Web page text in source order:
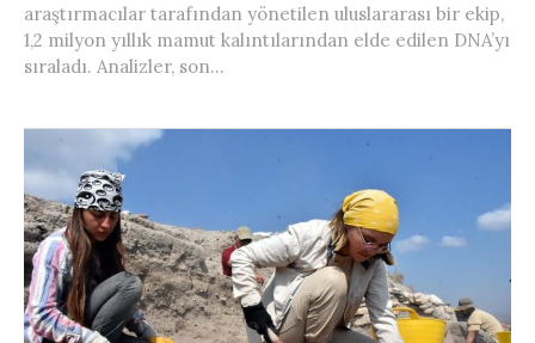
araştırmacılar tarafından yönetilen uluslararası bir ekip,
1,2 milyon yıllık mamut kalıntılarından elde edilen DNA’yı
sıraladı. Analizler, son...